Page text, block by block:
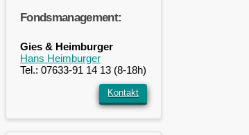
Fondsmanagement:
Gies & Heimburger
Hans Heimburger
Tel.: 07633-91 14 13 (8-18h)
Kontakt